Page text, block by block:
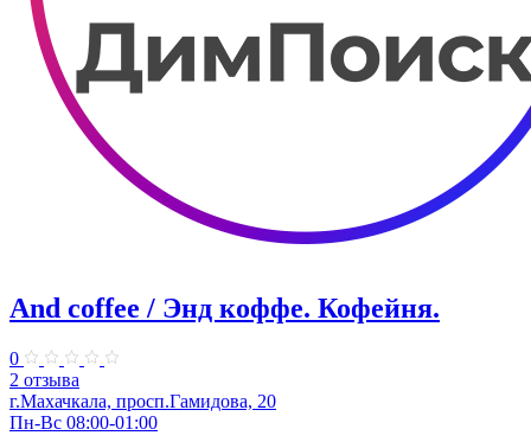
And coffee / Энд коффе. Кофейня.
0
2 отзыва
г.Махачкала, просп.​Гамидова, 20
Пн-Вс 08:00-01:00